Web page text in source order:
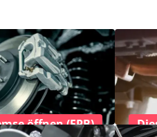
öffnen (EPB)